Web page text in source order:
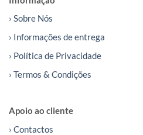
› Sobre Nós
› Informações de entrega
› Política de Privacidade
› Termos & Condições
Apoio ao cliente
› Contactos